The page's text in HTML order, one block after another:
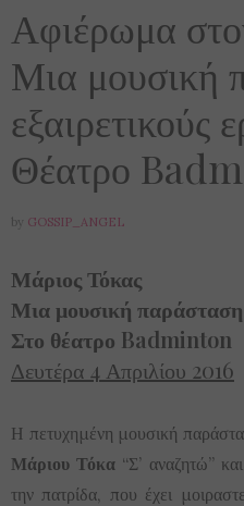
Αφιέρωμα
Μια μουσική
εξαιρετικούς
Θέατρο
by GOSSIP_ANGEL
Μάριος Τόκας
Μια μουσική
Στο θέατρο Badminton
Δευτέρα 4 Απριλίου 2016
Η πετυχημένη μουσική
Μάριου Τόκα “Σ’ αναζητώ”
την πατρίδα, που έχει